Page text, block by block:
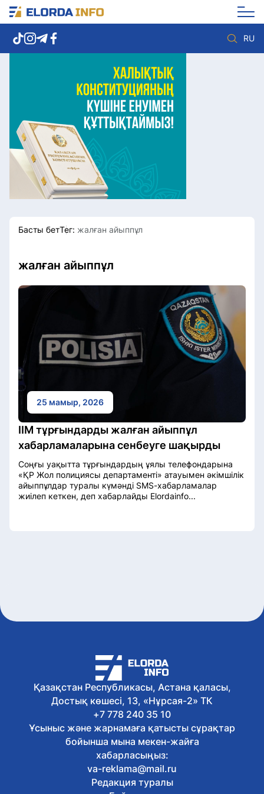
RU
Елорда жаңалықтары
Көзқарас
Саясат
Видео
Әлеумет
Экономика
Спорт
Мәдениет
Басты бетТег: жалған айыппұл
жалған айыппұл
25 мамыр, 2026
ІІМ тұрғындарды жалған айыппұл
хабарламаларына сенбеуге шақырды
Соңғы уақытта тұрғындардың ұялы телефондарына
«ҚР Жол полициясы департаменті» атауымен әкімшілік
айыппұлдар туралы күмәнді SMS-хабарламалар
жиілеп кеткен, деп хабарлайды Elordainfo...
Қазақстан Республикасы, Астана қаласы,
Достық көшесі, 13, «Нұрсая-2» ТК
+7 778 240 35 10
Ұсыныс және жарнамаға қатысты сұрақтар
бойынша мына мекен-жайға
хабарласыңыз:
va-reklama@mail.ru
Редакция туралы